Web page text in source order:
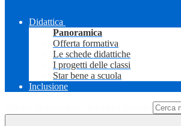
Didattica
Panoramica
Offerta formativa
Le schede didattiche
I progetti delle classi
Star bene a scuola
Inclusione